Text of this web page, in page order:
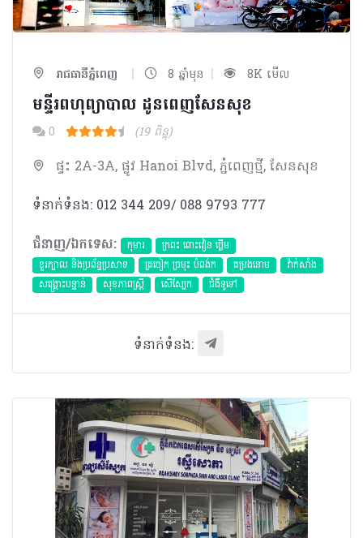
រាជធានីភ្នំពេញ | 8 ឆ្នាំមុន | 8K មើល
មន្ទីរពហុព្យាបាល ដូនពេញសែនសុខ
0 (19 ពិន្ទុ)
ផ្ទះ 2A-3A, ផ្លូវ Hanoi Blvd, ភ្នំពេញថ្មី, សែនសុខ
ទំនាក់ទំនង: 012 344 209/ 088 9793 777
ជំនាញ/ឯកទេស:
កុមារ
ក្រពះ ពោះវៀន ថ្លើម
ខួរក្បាល និងប្រព័ន្ធប្រសាទ
ត្រចៀក ច្រមុះ បំពង់ក តម្រងនោម
វ៉ាក់សាំង
សង្គ្រោះបន្ទាន់
សុខភាពស្រ្តី សើស្បែក ជំងឺទូទៅ
ទំនាក់ទំនង: